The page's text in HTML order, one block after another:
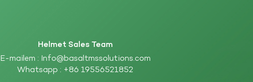
Helmet Sales Team
E-mailem : Info@basaltmssolutions.com
Whatsapp : +86 19556521852